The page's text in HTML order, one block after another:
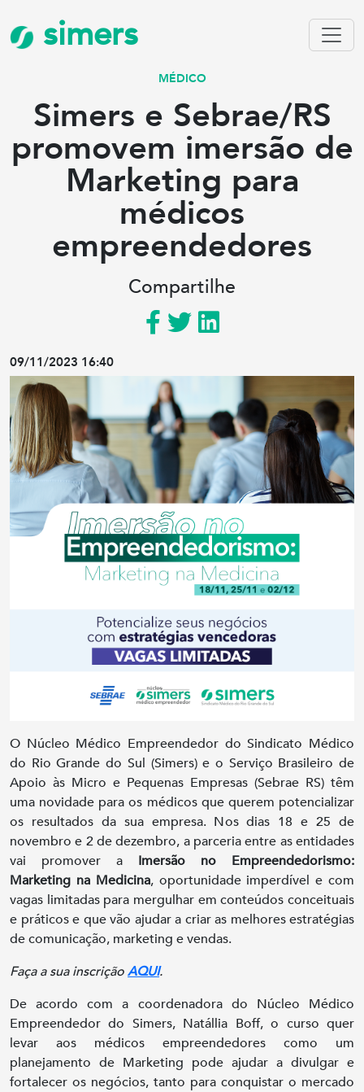
simers
MÉDICO
Simers e Sebrae/RS
promovem imersão de
Marketing para
médicos
empreendedores
Compartilhe
09/11/2023 16:40
O Núcleo Médico Empreendedor do Sindicato Médico
do Rio Grande do Sul (Simers) e o Serviço Brasileiro de
Apoio às Micro e Pequenas Empresas (Sebrae RS) têm
uma novidade para os médicos que querem potencializar
os resultados da sua empresa. Nos dias 18 e 25 de
novembro e 2 de dezembro, a parceria entre as entidades
vai promover a Imersão no Empreendedorismo:
Marketing na Medicina, oportunidade imperdível e com
vagas limitadas para mergulhar em conteúdos conceituais
e práticos e que vão ajudar a criar as melhores estratégias
de comunicação, marketing e vendas.
Faça a sua inscriçãoAQUI.
De acordo com a coordenadora do Núcleo Médico
Empreendedor do Simers, Natállia Boff, o curso quer
levar aos médicos empreendedores como um
planejamento de Marketing pode ajudar a divulgar e
fortalecer os negócios, tanto para conquistar o mercado